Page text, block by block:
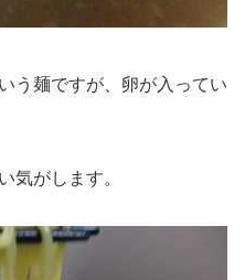
う麺ですが、卵が入ってい
気がします。